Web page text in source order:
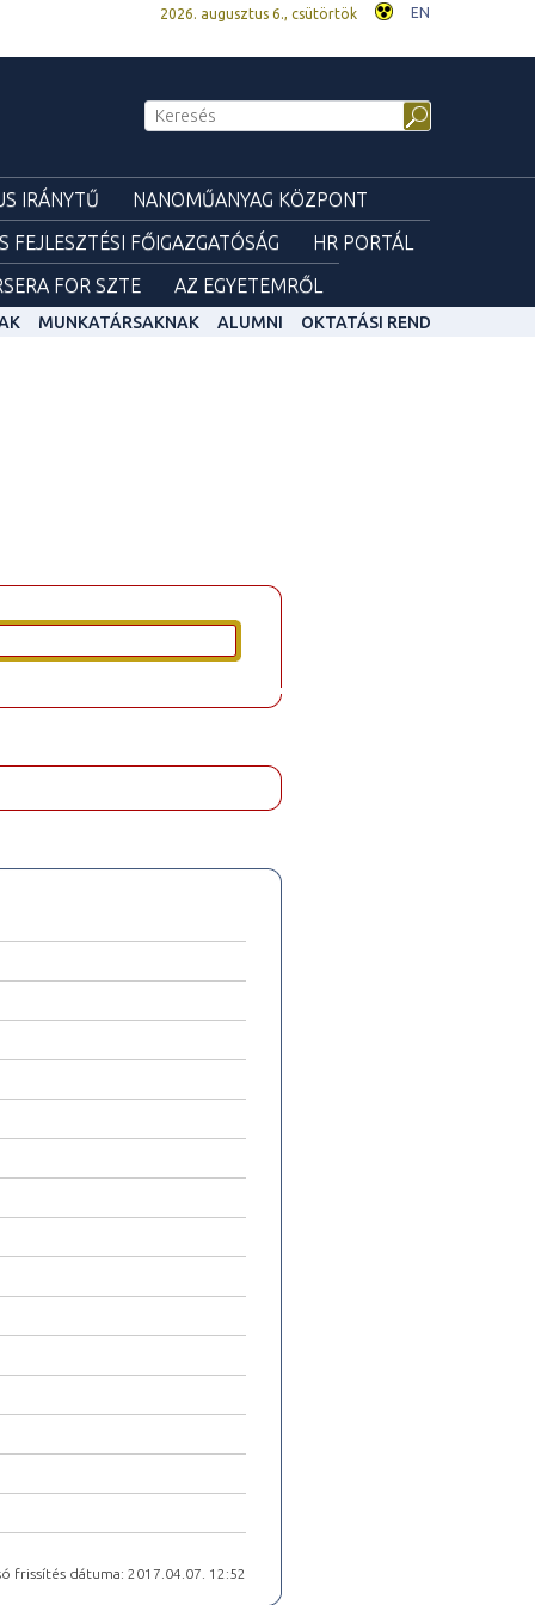
2026. augusztus 6., csütörtök EN
IRÁNYTŰ
NANOMŰANYAG KÖZPONT
FEJLESZTÉSI FŐIGAZGATÓSÁG
HR PORTÁL
FOR SZTE AZ EGYETEMRŐL
MUNKATÁRSAKNAK ALUMNI OKTATÁSI REND
frissítés dátuma: 2017.04.07. 12:52